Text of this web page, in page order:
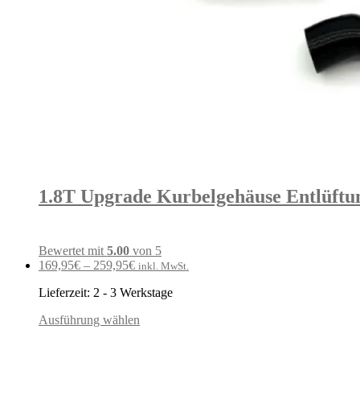
1.8T Upgrade Kurbelgehäuse
Bewertet mit 5.00 von 5
169,95€ – 259,95€ inkl. MwSt.
Lieferzeit: 2 - 3 Werkstage
Ausführung wählen